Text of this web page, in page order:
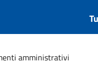
amministrativi